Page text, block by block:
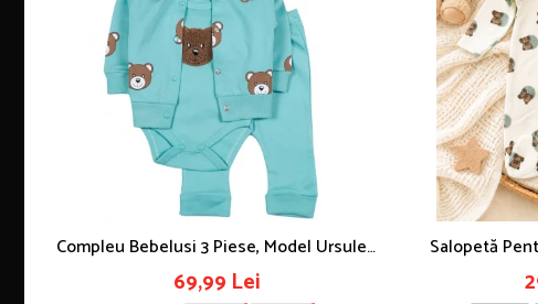
Compleu Bebelusi 3 Piese, Model Ursulet,
Safir
69,99 Lei
Salopetă